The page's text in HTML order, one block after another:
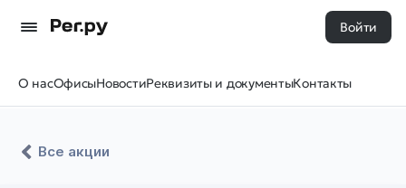
Войти
О насОфисыНовостиРеквизиты и документыКонтакты
Все акции